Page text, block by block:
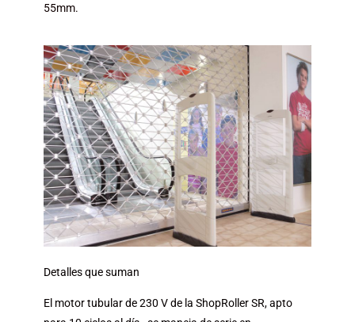
55mm.
Detalles que suman
El motor tubular de 230 V de la ShopRoller SR, apto